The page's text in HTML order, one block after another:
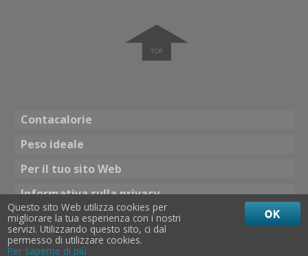
➧
Contacalorie
Peso ideale
Per il tuo sito Web
Informativa sulla privacy
Tema
☀ Colore brillante
Questo sito Web utilizza cookies per
migliorare la tua esperienza con i nostri
servizi. Utilizzando questo sito, ci dal
permesso di utilizzare cookies.
Per saperne di più
OK